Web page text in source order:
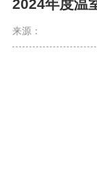
2024年度温
来源：